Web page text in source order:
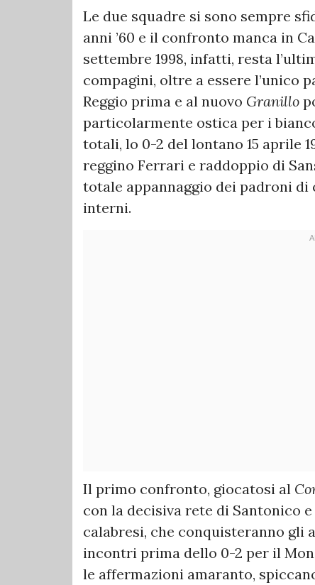
Le due squadre si sono sempre
anni ’60 e il confronto manca in
settembre 1998, infatti, resta
compagini, oltre a essere l’unico
Reggio prima e al nuovo Granillo
particolarmente ostica per i
totali, lo 0-2 del lontano 15 aprile
reggino Ferrari e raddoppio di
totale appannaggio dei padroni di
interni.
Il primo confronto, giocatosi al
con la decisiva rete di Santonico
calabresi, che conquisteranno gli
incontri prima dello 0-2 per il
le affermazioni amaranto,